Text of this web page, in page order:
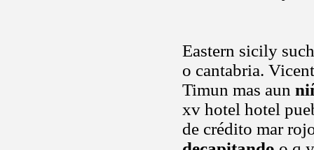
Eastern sicily
o cantabria.
Timun mas aun
xv hotel hotel
de crédito mar